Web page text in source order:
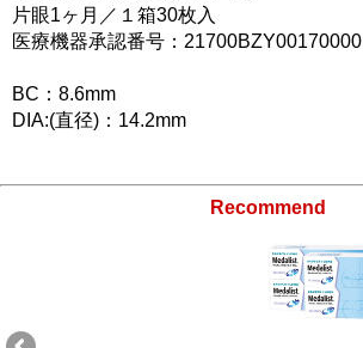
片眼1ヶ月／１箱30枚入
医療機器承認番号：21700BZY00170000
BC：8.6mm
DIA:(直径)：14.2mm
Recommend